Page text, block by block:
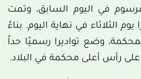
في اليوم السابق، وتمت
الثلاثاء في نهاية اليوم. بناءً
وضع تواديرا رسميًا حداً
على رأس أعلى محكمة في البلاد.